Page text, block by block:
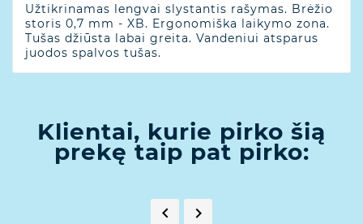
Užtikrinamas lengvai slystantis rašymas. Brėžio
storis 0,7 mm - XB. Ergonomiška laikymo zona.
Tušas džiūsta labai greita. Vandeniui atsparus
juodos spalvos tušas.
Klientai, kurie pirko šią
prekę taip pat pirko:
 